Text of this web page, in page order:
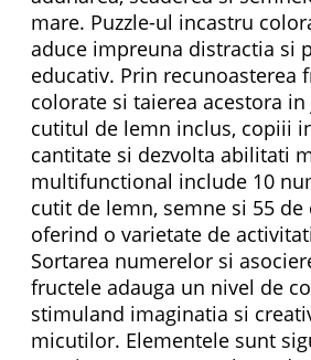
mare. Puzzle-ul incastru
aduce impreuna distractia si
educativ. Prin recunoasterea
colorate si taierea acestora
cutitul de lemn inclus, copiii
cantitate si dezvolta abilitati
multifunctional include 10
cutit de lemn, semne si 55
oferind o varietate de
Sortarea numerelor si
fructele adauga un nivel de
stimuland imaginatia si
micutilor. Elementele sunt